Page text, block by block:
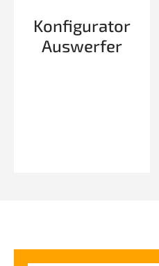
Konfigurator
Auswerfer